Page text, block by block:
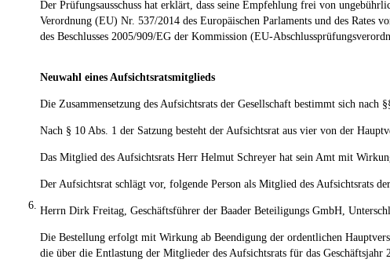
Der Prüfungsausschuss hat erklärt, dass seine Empfehlung frei von
Verordnung (EU) Nr. 537/2014 des Europäischen Parlaments und des
des Beschlusses 2005/909/EG der Kommission (EU-
6.
Neuwahl eines Aufsichtsratsmitglieds
Die Zusammensetzung des Aufsichtsrats der Gesellschaft bestimmt sich
Nach § 10 Abs. 1 der Satzung besteht der Aufsichtsrat aus vier von der
Das Mitglied des Aufsichtsrats Herr Helmut Schreyer hat sein Amt mit
Der Aufsichtsrat schlägt vor, folgende Person als Mitglied des Aufsichtsrats
Herrn Dirk Freitag, Geschäftsführer der Baader Beteiligungs GmbH,
Die Bestellung erfolgt mit Wirkung ab Beendigung der ordentlichen
die über die Entlastung der Mitglieder des Aufsichtsrats für das Geschäftsjahr